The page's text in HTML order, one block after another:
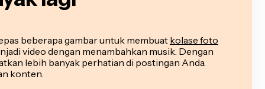
beberapa gambar untuk membuat kolase foto
video dengan menambahkan musik. Dengan
lebih banyak perhatian di postingan Anda.
konten.